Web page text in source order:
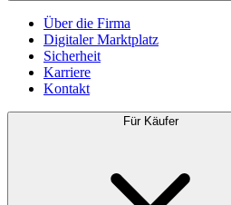
Über die Firma
Digitaler Marktplatz
Sicherheit
Karriere
Kontakt
Für Käufer